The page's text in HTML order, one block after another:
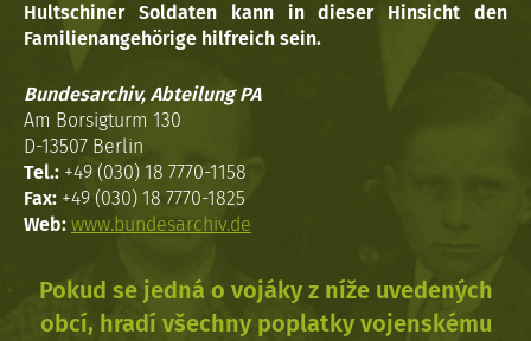
Hultschiner Soldaten kann in dieser Hinsicht den
Familienangehörige hilfreich sein.
Bundesarchiv, Abteilung PA
Am Borsigturm 130
D-13507 Berlin
Tel.: +49 (030) 18 7770-1158
Fax: +49 (030) 18 7770-1825
Web: www.bundesarchiv.de
Pokud se jedná o vojáky z níže uvedených
obcí, hradí všechny poplatky vojenskému